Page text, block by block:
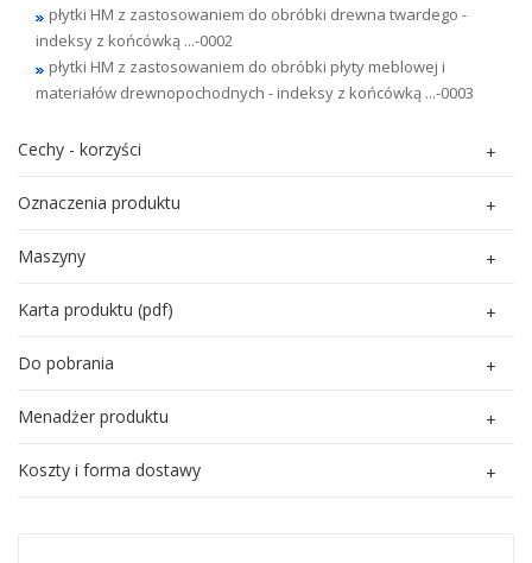
płytki HM z zastosowaniem do obróbki drewna twardego -
indeksy z końcówką ...-0002
płytki HM z zastosowaniem do obróbki płyty meblowej i
materiałów drewnopochodnych - indeksy z końcówką ...-0003
Cechy - korzyści
Oznaczenia produktu
Maszyny
Karta produktu (pdf)
Do pobrania
Menadżer produktu
Koszty i forma dostawy